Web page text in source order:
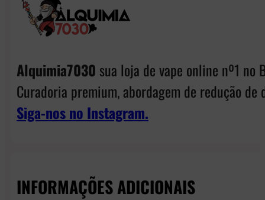
Alquimia7030 sua loja de vape online nº1 no
Curadoria premium, abordagem de redução
Siga-nos no Instagram.
INFORMAÇÕES ADICIONAIS